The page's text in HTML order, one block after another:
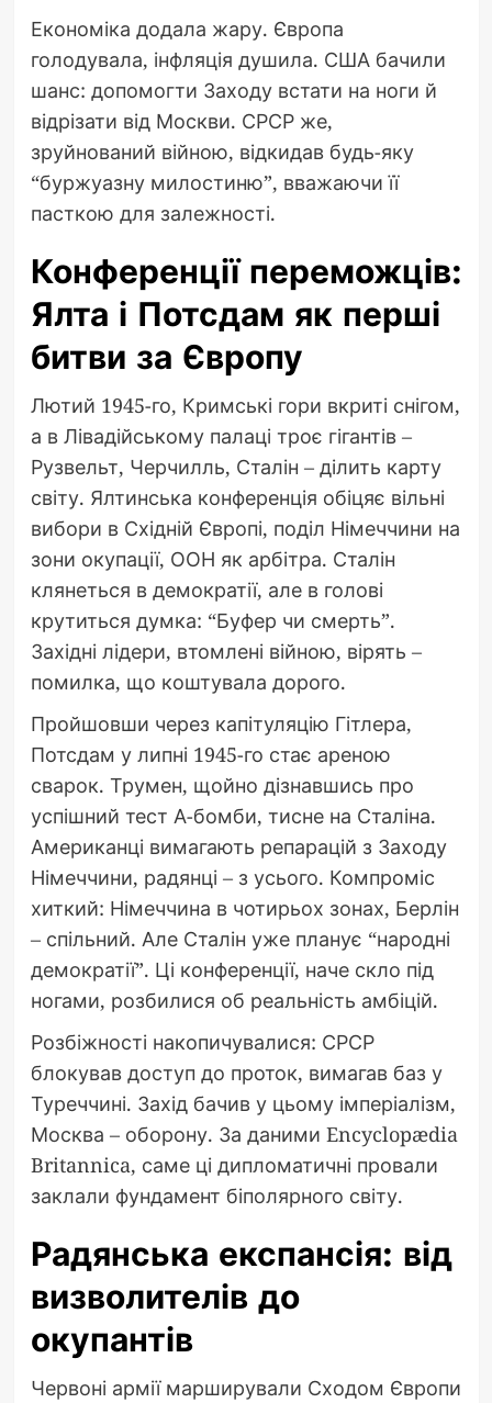
Економіка додала жару. Європа
голодувала, інфляція душила. США бачили
шанс: допомогти Заходу встати на ноги й
відрізати від Москви. СРСР же,
зруйнований війною, відкидав будь-яку
“буржуазну милостиню”, вважаючи її
пасткою для залежності.
Конференції переможців:
Ялта і Потсдам як перші
битви за Європу
Лютий 1945-го, Кримські гори вкриті снігом,
а в Лівадійському палаці троє гігантів –
Рузвельт, Черчилль, Сталін – ділить карту
світу. Ялтинська конференція обіцяє вільні
вибори в Східній Європі, поділ Німеччини на
зони окупації, ООН як арбітра. Сталін
клянеться в демократії, але в голові
крутиться думка: “Буфер чи смерть”.
Західні лідери, втомлені війною, вірять –
помилка, що коштувала дорого.
Пройшовши через капітуляцію Гітлера,
Потсдам у липні 1945-го стає ареною
сварок. Трумен, щойно дізнавшись про
успішний тест А-бомби, тисне на Сталіна.
Американці вимагають репарацій з Заходу
Німеччини, радянці – з усього. Компроміс
хиткий: Німеччина в чотирьох зонах, Берлін
– спільний. Але Сталін уже планує “народні
демократії”. Ці конференції, наче скло під
ногами, розбилися об реальність амбіцій.
Розбіжності накопичувалися: СРСР
блокував доступ до проток, вимагав баз у
Туреччині. Захід бачив у цьому імперіалізм,
Москва – оборону. За даними Encyclopædia
Britannica, саме ці дипломатичні провали
заклали фундамент біполярного світу.
Радянська експансія: від
визволителів до
окупантів
Червоні армії марширували Сходом Європи